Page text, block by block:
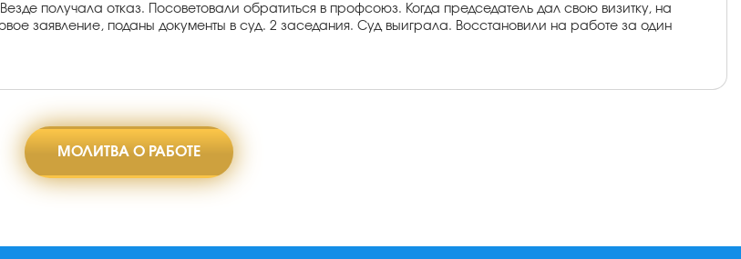
получала отказ. Посоветовали обратиться в профсоюз. Когда председатель дал свою визитку, на
заявление, поданы документы в суд. 2 заседания. Суд выиграла. Восстановили на работе за один
МОЛИТВА О РАБОТЕ